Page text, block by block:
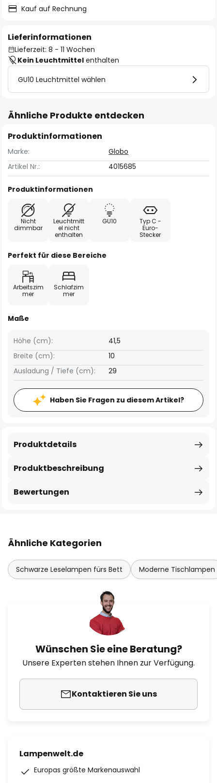
Kauf auf Rechnung
Lieferinformationen
Lieferzeit: 8 - 11 Wochen
Kein Leuchtmittel enthalten
GU10 Leuchtmittel wählen
Ähnliche Produkte entdecken
Produktinformationen
Marke:
Globo
Artikel Nr.:
4015685
Produktinformationen
Nicht
dimmbar
Leuchtmitt
el nicht
enthalten
GU10
Typ C -
Euro-
Stecker
Perfekt für diese Bereiche
Arbeitszim
mer
Schlafzim
mer
Maße
Breite (cm): 10
Höhe (cm): 41,5
Ausladung / Tiefe (cm): 29
Haben Sie Fragen zu diesem Artikel?
Produktbeschreibung
Produktdetails
Bewertungen
Ähnliche Kategorien
Schwarze Leselampen fürs Bett Moderne Tischlampen
Wünschen Sie eine Beratung?
Unsere Experten stehen Ihnen zur Verfügung.
Kontaktieren Sie uns
Lampenwelt.de
Europas größte Markenauswahl